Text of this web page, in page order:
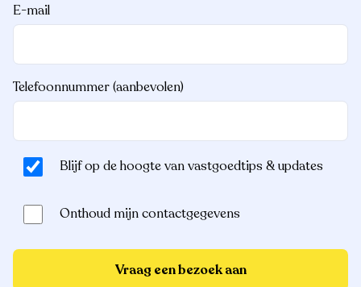
E-mail
Telefoonnummer (aanbevolen)
Blijf op de hoogte van vastgoedtips & updates
Onthoud mijn contactgegevens
Vraag een bezoek aan